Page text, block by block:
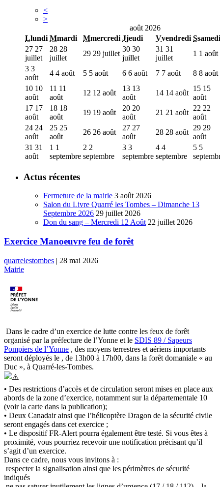
<
>
août 2026
Llundi Mmardi Mmercredi Jjeudi Vvendredi Ssamedi
27 27
juillet
28 28
juillet
29 29 juillet
30 30
juillet
31 31
juillet
1 1 août
3 3
août
4 4 août 5 5 août 6 6 août 7 7 août 8 8 août
10 10
août
11 11
août
12 12 août
13 13
août
14 14 août
15 15
août
17 17
août
18 18
août
19 19 août
20 20
août
21 21 août
22 22
août
24 24
août
25 25
août
26 26 août
27 27
août
28 28 août
29 29
août
31 31
août
1 1
septembre
2 2
septembre
3 3
septembre
4 4
septembre
5 5
Actus récentes
Fermeture de la mairie 3 août 2026
Salon du Livre Quarré les Tombes – Dimanche 13
Septembre 2026 29 juillet 2026
Don du sang – Mercredi 12 Août 22 juillet 2026
Exercice Manoeuvre feu de forêt
quarrelestombes | 28 mai 2026
Mairie
Dans le cadre d’un exercice de lutte contre les feux de forêt
organisé par la préfecture de l’Yonne et le SDIS 89 / Sapeurs
Pompiers de l’Yonne , des moyens terrestres et aériens importants
seront déployés le , de 13h00 à 17h00, dans la forêt domaniale « au
Duc », à Quarré-les-Tombes.
• Des restrictions d’accès et de circulation seront mises en place aux
abords de la zone d’exercice, notamment sur la départementale 10
(voir la carte dans la publication);
• Deux Canadair ainsi que l’hélicoptère Dragon de la sécurité civile
seront engagés dans cet exercice ;
• Le dispositif FR-Alert pourra également être testé. Si vous êtes à
proximité, vous pourriez recevoir une notification précisant qu’il
s’agit d’un exercice.
Dans ce cadre, nous vous invitons à :
respecter la signalisation ainsi que les périmètres de sécurité
indiqués